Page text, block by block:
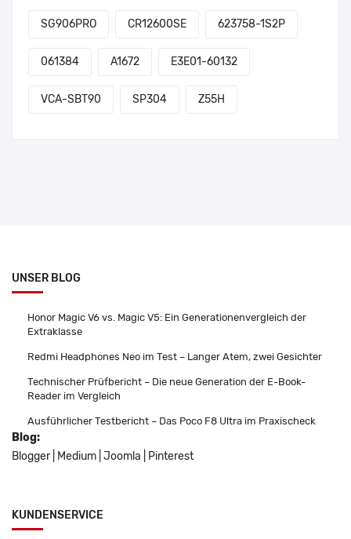
SG906PRO CR12600SE 623758-1S2P
061384 A1672 E3E01-60132
VCA-SBT90 SP304 Z55H
UNSER BLOG
Honor Magic V6 vs. Magic V5: Ein Generationenvergleich der
Extraklasse
Redmi Headphones Neo im Test – Langer Atem, zwei Gesichter
Technischer Prüfbericht – Die neue Generation der E-Book-
Reader im Vergleich
Ausführlicher Testbericht – Das Poco F8 Ultra im Praxischeck
Blog:
Blogger
Medium Joomla Pinterest
KUNDENSERVICE